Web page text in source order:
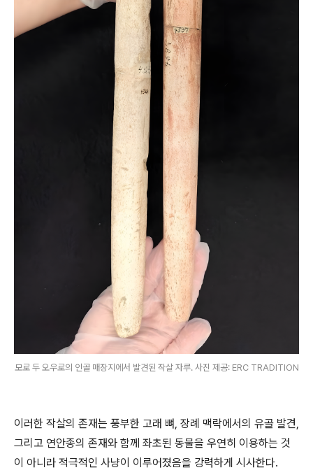
모로 두 오우로의 인골 매장지에서 발견된 작살 자루. 사진 제공: ERC TRADITION
이러한 작살의 존재는 풍부한 고래 뼈, 장례 맥락에서의 유골 발견,
그리고 연안종의 존재와 함께 좌초된 동물을 우연히 이용하는 것
이 아니라 적극적인 사냥이 이루어졌음을 강력하게 시사한다.